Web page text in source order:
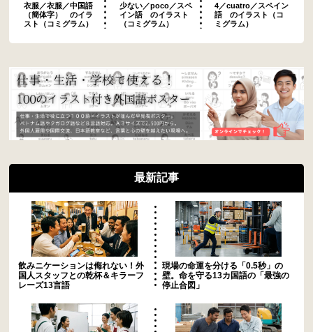
衣服／衣服／中国語
（簡体字） のイラ
スト（コミグラム）
少ない／poco／スペ
イン語 のイラスト
（コミグラム）
4／cuatro／スペイン
語 のイラスト（コ
ミグラム）
最新記事
飲みニケーションは侮れない！外
国人スタッフとの乾杯＆キラーフ
レーズ13言語
現場の命運を分ける「0.5秒」の
壁。命を守る13カ国語の「最強の
停止合図」